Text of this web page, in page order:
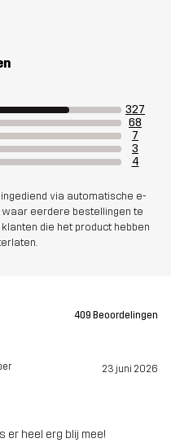
5%
000 mm
327
68
7
3
4
via automatische e-
waar eerdere bestellingen te
die het product hebben
409 Beoordelingen
23 juni 2026
er heel erg blij mee!